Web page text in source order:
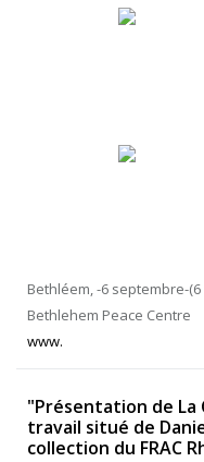
Bethléem, -6 septembre-
Bethlehem Peace Centre
www.
"Présentation de La
travail situé de
collection du FRAC